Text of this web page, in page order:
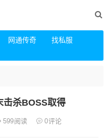
网通传奇
找私服
击杀BOSS取得
599阅读 0评论